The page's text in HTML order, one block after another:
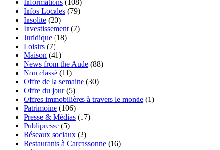
Informations (108)
Infos Locales (79)
Insolite (20)
Investissement (7)
Juridique (18)
Loisirs (7)
Maison (41)
News from the Aude (88)
Non classé (11)
Offre de la semaine (30)
Offre du jour(5)
Offres immobilières à travers le monde (1)
Patrimoine (106)
Presse & Médias (17)
Publipresse (5)
Réseaux sociaux (2)
Restaurants à Carcassonne (16)